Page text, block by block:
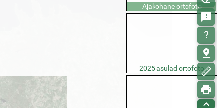
Ajakohane ortofoto
2025 asulad ortofoto